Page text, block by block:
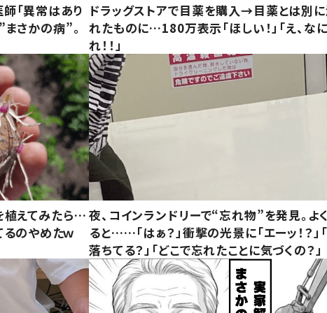
「異常はあり
さかの病”。
ドラッグストアで目薬を購入→目薬とは別
れたものに…180万表示「ほしい！」「え、な
れ！！」
植えてみたら…
のやめたｗ
夜、コインランドリーで“忘れ物”を発見。よ
ると……「はぁ？」衝撃の光景に「エーッ！？」
落ちてる？」「どこで忘れたことに気づくの？」